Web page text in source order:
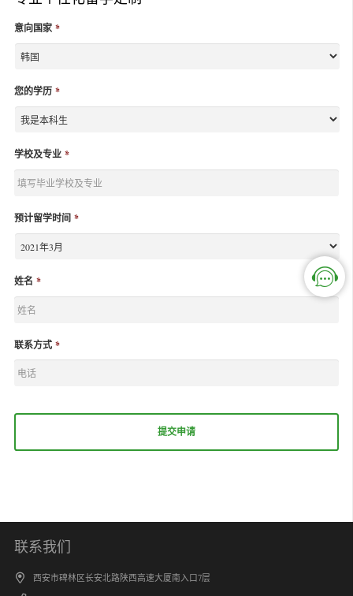
意向国家 *
您的学历 *
学校及专业 *
预计留学时间 *
姓名 *
联系方式 *
联系我们
西安市碑林区长安北路陕西高速大厦南入口7层